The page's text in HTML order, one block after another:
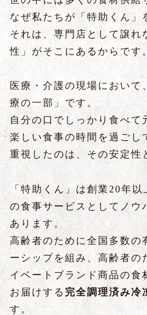
なぜ私たちが「特助くん」
それは、専門店として譲れ
性」がそこにあるからです
医療・介護の現場において
療の一部」です。
自分の口でしっかり食べて
楽しい食事の時間を過ごし
重視したのは、その安定性
「特助くん」は創業20年
の食事サービスとしてノウ
あります。
高齢者のために全国多数の
ーシップを組み、高齢者の
イベートブランド商品の食
お届けする 完全調理済み冷
す。